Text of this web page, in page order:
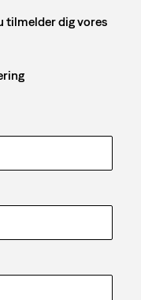
tilmelder dig vores